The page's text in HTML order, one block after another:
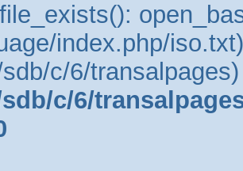
index.php/
c/6/
c/6/